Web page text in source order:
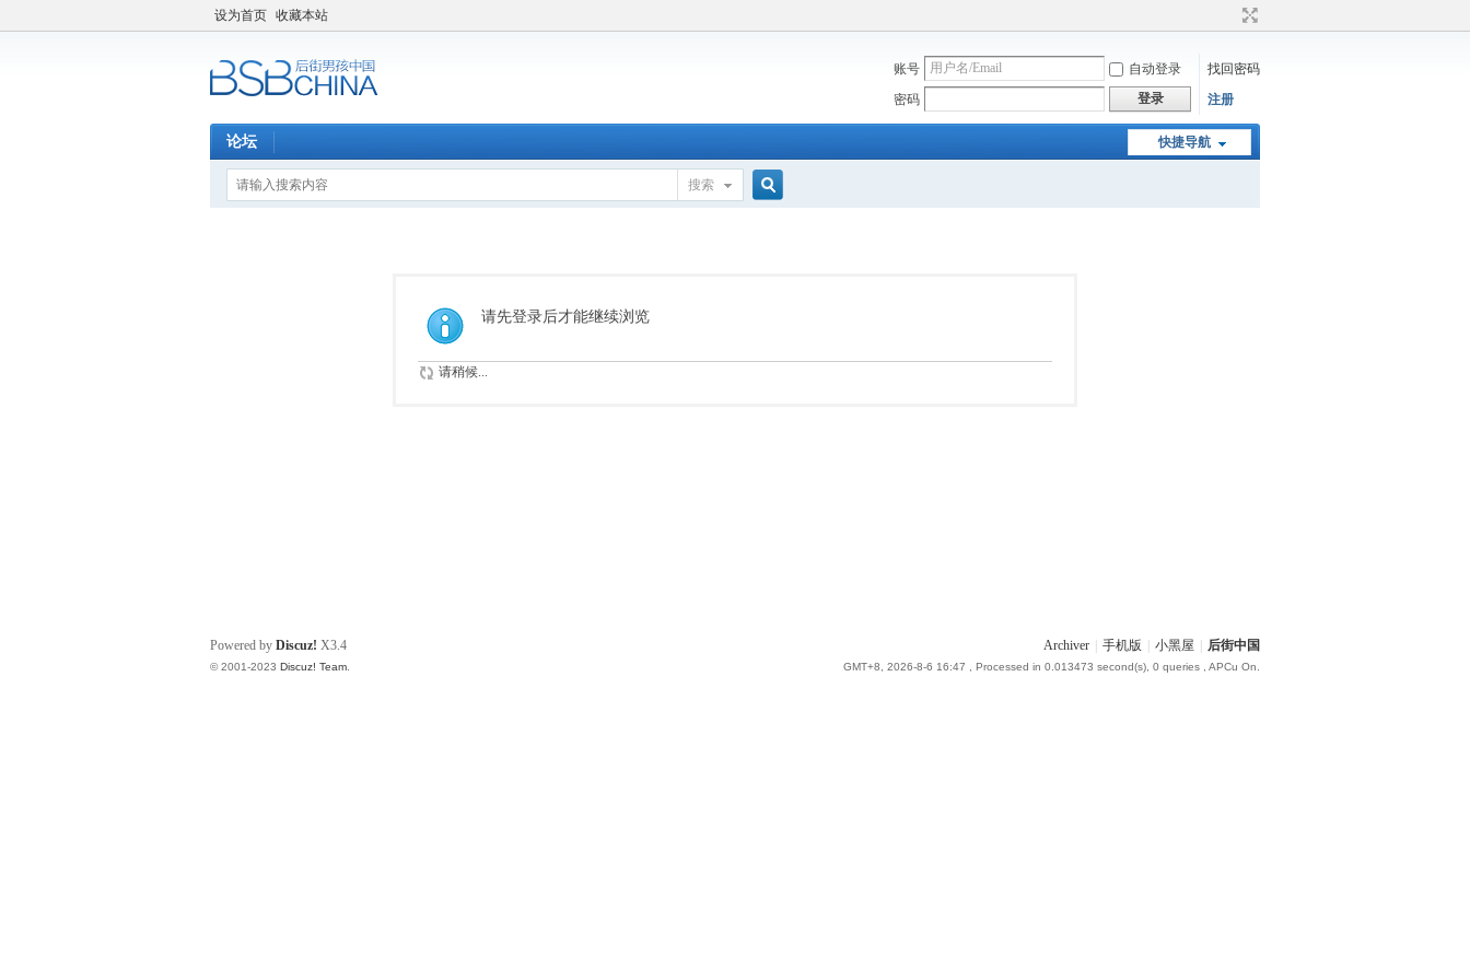
设为首页 收藏本站
账号 自动登录
找回密码
密码
登录 注册
快捷导航
论坛
搜索
请先登录后才能继续浏览
请稍候...
Archiver 手机版 小黑屋 后街中国
GMT+8, 2026-8-6 16:47 , Processed in 0.013473 second(s), 0 queries , APCu On.
Powered by Discuz! X3.4
© 2001-2023 Discuz! Team